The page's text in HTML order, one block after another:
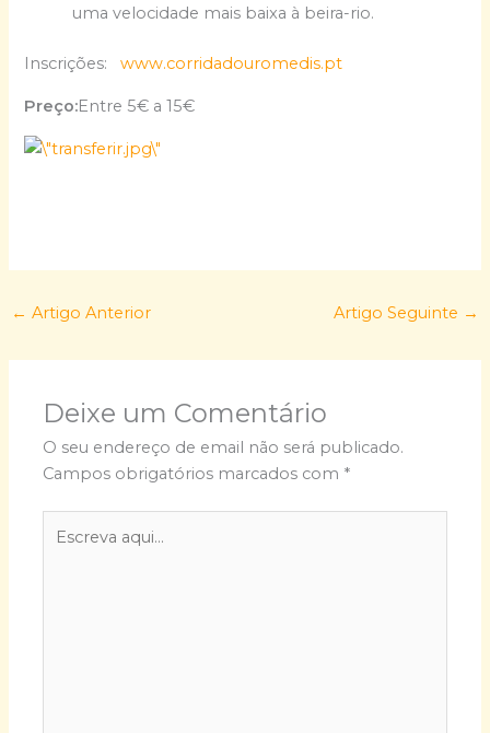
uma velocidade mais baixa à beira-rio.
Inscrições:www.corridadouromedis.pt
Preço:Entre 5€ a 15€
← Artigo Anterior Artigo Seguinte →
Deixe um Comentário
O seu endereço de email não será publicado.
Campos obrigatórios marcados com *
aqui...